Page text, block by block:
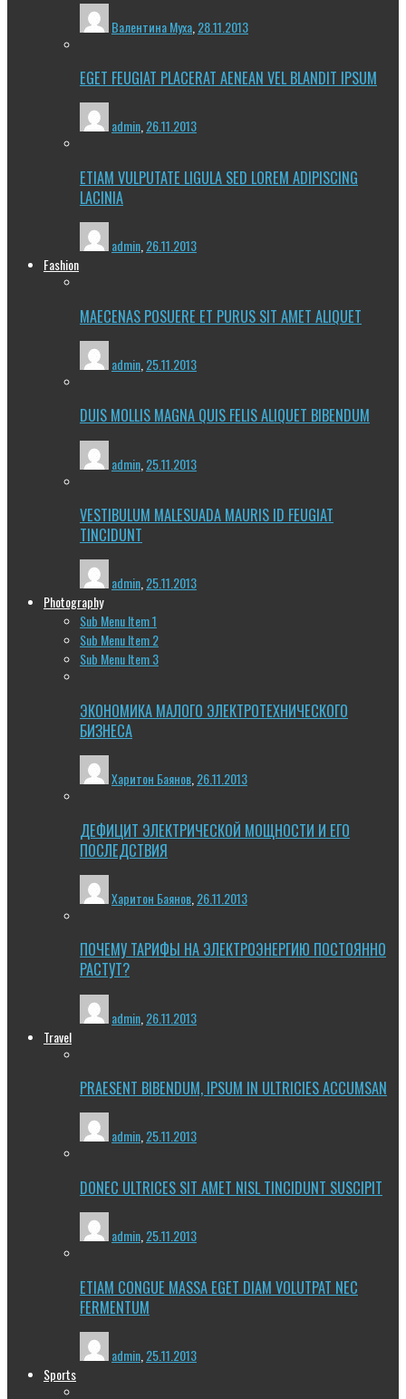
Валентина Муха 28.11.2013
EGET FEUGIAT PLACERAT AENEAN VEL BLANDIT IPSUM
admin,26.11.2013
ETIAM VULPUTATE LIGULA SED LOREM ADIPISCING
LACINIA
admin 26.11.2013
Fashion
MAECENAS POSUERE ET PURUS SIT AMET ALIQUET
admin 25.11.2013
DUIS MOLLIS MAGNA QUIS FELIS ALIQUET BIBENDUM
admin 25.11.2013
VESTIBULUM MALESUADA MAURIS ID FEUGIAT
TINCIDUNT
admin,25.11.2013
Photography
Sub Menu Item 1
Sub Menu Item 2
Sub Menu Item 3
ЭКОНОМИКА МАЛОГО ЭЛЕКТРОТЕХНИЧЕСКОГО
БИЗНЕСА
Харитон Баянов 26.11.2013
ДЕФИЦИТ ЭЛЕКТРИЧЕСКОЙ МОЩНОСТИ И ЕГО
ПОСЛЕДСТВИЯ
Харитон Баянов 26.11.2013
ПОЧЕМУ ТАРИФЫ НА ЭЛЕКТРОЭНЕРГИЮ ПОСТОЯННО
РАСТУТ?
admin 26.11.2013
Travel
PRAESENT BIBENDUM, IPSUM IN ULTRICIES ACCUMSAN
admin,25.11.2013
DONEC ULTRICES SIT AMET NISL TINCIDUNT SUSCIPIT
admin 25.11.2013
ETIAM CONGUE MASSA EGET DIAM VOLUTPAT NEC
FERMENTUM
admin 25.11.2013
Sports